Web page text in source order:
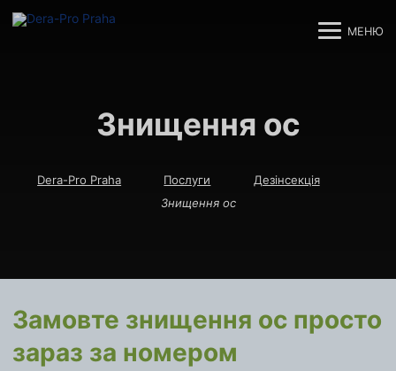
МЕНЮ
Знищення ос
Dera-Pro Praha Послуги
Дезінсекція
Знищення ос
Замовте знищення ос просто
зараз за номером